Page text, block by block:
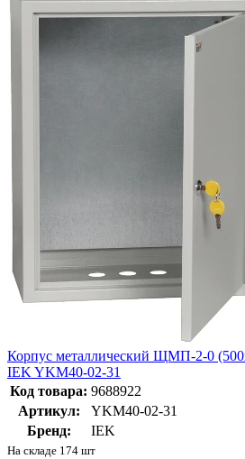
Корпус металлический ЩМП-2-0
IEK YKM40-02-31
Код товара: 9688922
Артикул:
YKM40-02-31
Бренд:
IEK
На складе 174 шт